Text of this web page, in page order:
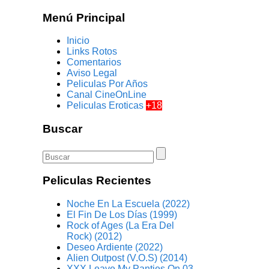
Menú Principal
Inicio
Links Rotos
Comentarios
Aviso Legal
Peliculas Por Años
Canal CineOnLine
Peliculas Eroticas+18
Buscar
Peliculas Recientes
Noche En La Escuela (2022)
El Fin De Los Días (1999)
Rock of Ages (La Era Del
Rock) (2012)
Deseo Ardiente (2022)
Alien Outpost (V.O.S) (2014)